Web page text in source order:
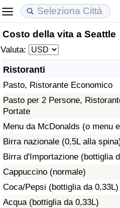
Costo della vita a Seattle
Valuta:
Ristoranti
Pasto, Ristorante Economico
Pasto per 2 Persone,
Portate
Menu da McDonalds (o menu
Birra nazionale (0,5L alla
Birra d'Importazione (bottiglia
Cappuccino (normale)
Coca/Pepsi (bottiglia da 0,33L)
Acqua (bottiglia da 0,33L)
Costo della vita
Indice Del Costo Della Vita
Indice Del Costo Della Vita
Indice del Costo della Vita
ad Aqaba
Prezzi degli immobili
Indice del Prezzo delle Case
Indice del Prezzo delle Case
Indice del Prezzo delle Case
Qualità della Vita
Indice della Qualità della Vita
Indice della Qualità della Vita
Indice della qualità della vita
Criminalità
Indice del Tasso di
Indice della Criminalità